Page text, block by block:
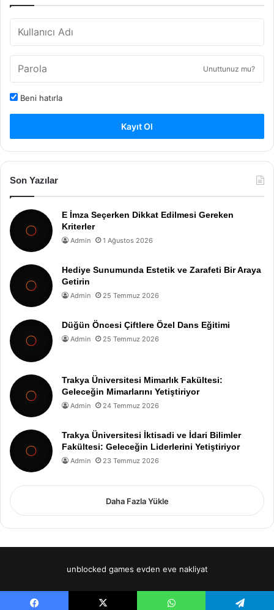
Unuttunuz mu?
Beni hatırla
Kayıt Ol
Son Yazılar
E İmza Seçerken Dikkat Edilmesi Gereken
Kriterler
Admin 1 Ağustos 2026
Hediye Sunumunda Estetik ve Zarafeti Bir Araya
Getirin
Admin 25 Temmuz 2026
Düğün Öncesi Çiftlere Özel Dans Eğitimi
Admin 25 Temmuz 2026
Trakya Üniversitesi Mimarlık Fakültesi:
Geleceğin Mimarlarını Yetiştiriyor
Admin 24 Temmuz 2026
Trakya Üniversitesi İktisadi ve İdari Bilimler
Fakültesi: Geleceğin Liderlerini Yetiştiriyor
Admin 23 Temmuz 2026
Daha Fazla Yükle
unblocked games evden eve nakliyat